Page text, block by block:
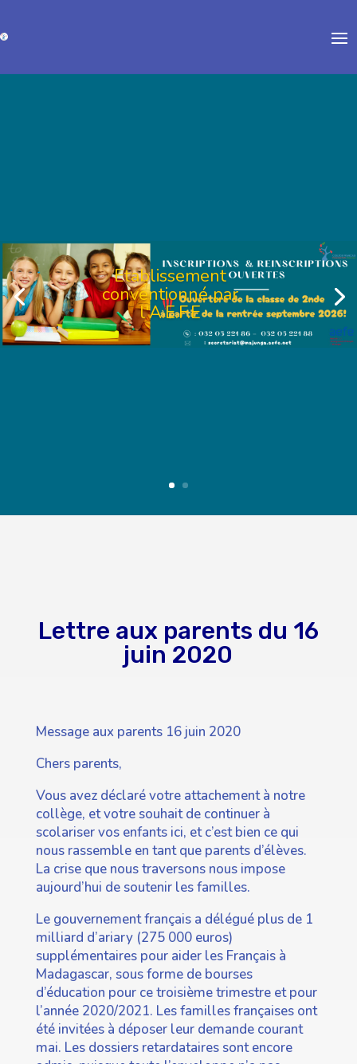
Etablissement
conventionné par
l'A.E.F.E
Etablissement
conventionné par
l'A.E.F.E
Lettre aux parents du 16
juin 2020
Message aux parents 16 juin 2020
Chers parents,
Vous avez déclaré votre attachement à notre
collège, et votre souhait de continuer à
scolariser vos enfants ici, et c’est bien ce qui
nous rassemble en tant que parents d’élèves.
La crise que nous traversons nous impose
aujourd’hui de soutenir les familles.
Le gouvernement français a délégué plus de 1
milliard d’ariary (275 000 euros)
supplémentaires pour aider les Français à
Madagascar, sous forme de bourses
d’éducation pour ce troisième trimestre et pour
l’année 2020/2021. Les familles françaises ont
été invitées à déposer leur demande courant
mai. Les dossiers retardataires sont encore